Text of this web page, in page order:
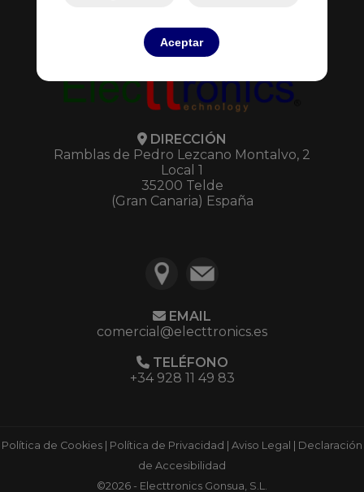
Aceptar
DIRECCIÓN
Ramblas de Pedro Lezcano Montalvo, 2
Local 1
35200 Telde
(Gran Canaria) España
EMAIL
comercial@electtronics.es
TELÉFONO
+34 928 11 49 83
Política de Cookies Política de Privacidad Aviso Legal
Declaración
de Accesibilidad
©2026 - Electtronics Gonsua, S.L.